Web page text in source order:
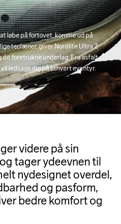
løbe på fortovet, komme ud på
terræner, giver Nordlite Ultra 2
dit foretrukne underlag. Fra asfalt
ledsage dig på ethvert eventyr.
videre på sin
tager ydeevnen til
nydesignet overdel,
og pasform,
bedre komfort og